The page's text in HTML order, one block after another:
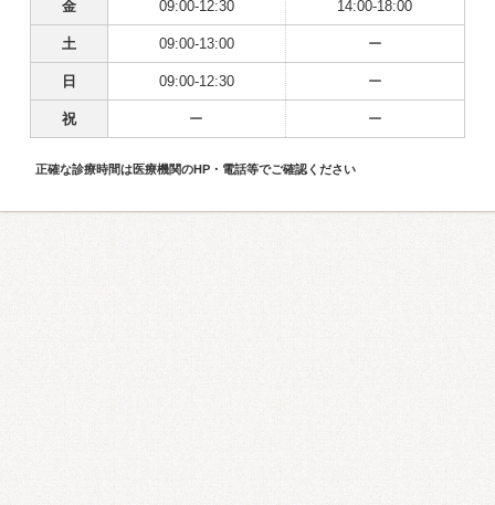
金 09:00-12:30 14:00-18:00
土 09:00-13:00 ー
日 09:00-12:30 ー
祝 ー ー
正確な診療時間は医療機関のHP・電話等でご確認ください